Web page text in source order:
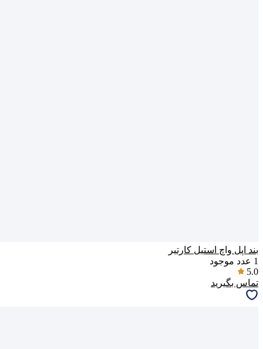
بند اپل واچ استیل کارتیر
1 عدد موجود
5.0
تماس بگیرید